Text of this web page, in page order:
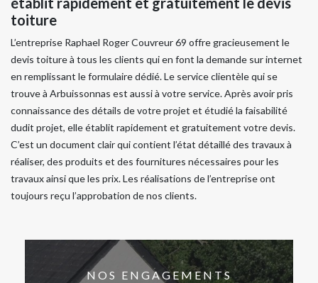
toiture
L’entreprise Raphael Roger Couvreur 69 offre gracieusement le
devis toiture à tous les clients qui en font la demande sur internet
en remplissant le formulaire dédié. Le service clientèle qui se
trouve à Arbuissonnas est aussi à votre service. Après avoir pris
connaissance des détails de votre projet et étudié la faisabilité
dudit projet, elle établit rapidement et gratuitement votre devis.
C’est un document clair qui contient l’état détaillé des travaux à
réaliser, des produits et des fournitures nécessaires pour les
travaux ainsi que les prix. Les réalisations de l’entreprise ont
toujours reçu l’approbation de nos clients.
NOS ENGAGEMENTS